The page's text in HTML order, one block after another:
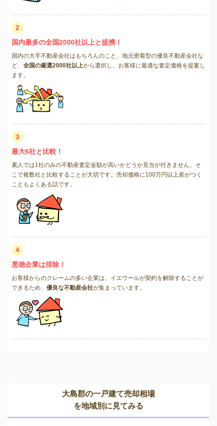
2
国内最多の全国2000社以上と提携！
国内の大手不動産会社はもちろんのこと、地元密着型の優良不動産会社な
ど、 全国の厳選2000社以上から選択し、お客様に最適な査定価格を提案し
ます。
3
最大6社と比較！
素人では1社のみの不動産査定金額が高いかどうか見当が付きません。そ
こで複数社と比較することが大切です。売却価格に100万円以上差がつく
こともよくある話です。
4
悪徳企業は排除！
お客様からのクレームの多い企業は、イエウールが契約を解除することが
できるため、 優良な不動産会社が集まっています。
大島郡の一戸建て売却相場
を地域別に見てみる